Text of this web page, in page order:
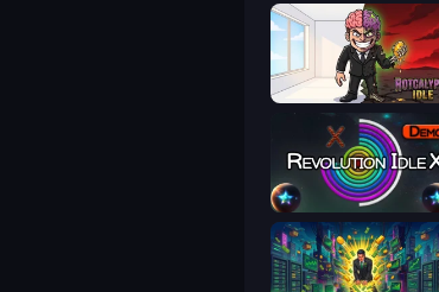
Rotcalypse: Idle Incremental
Revolution Idle X